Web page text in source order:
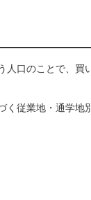
人口のことで、買
く従業地・通学地